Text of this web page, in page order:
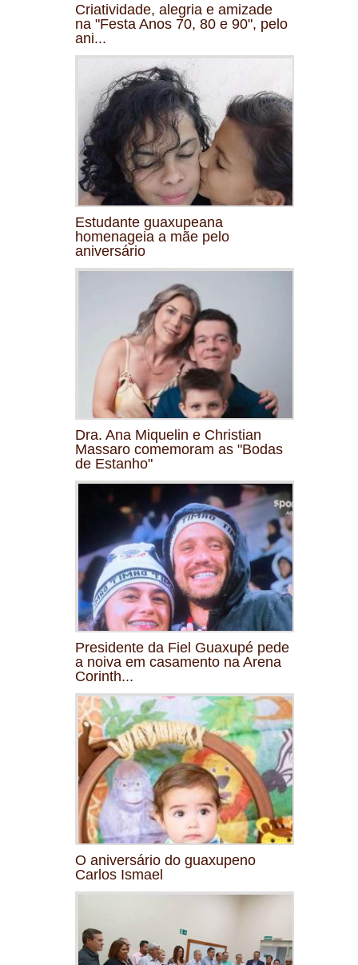
Criatividade, alegria e amizade
na "Festa Anos 70, 80 e 90", pelo
ani...
Estudante guaxupeana
homenageia a mãe pelo
aniversário
Dra. Ana Miquelin e Christian
Massaro comemoram as "Bodas
de Estanho"
Presidente da Fiel Guaxupé pede
a noiva em casamento na Arena
Corinth...
O aniversário do guaxupeno
Carlos Ismael